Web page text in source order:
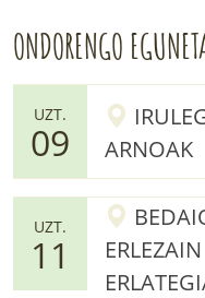
ONDORENGO
UZT.
09
ARNOAK
UZT.
11